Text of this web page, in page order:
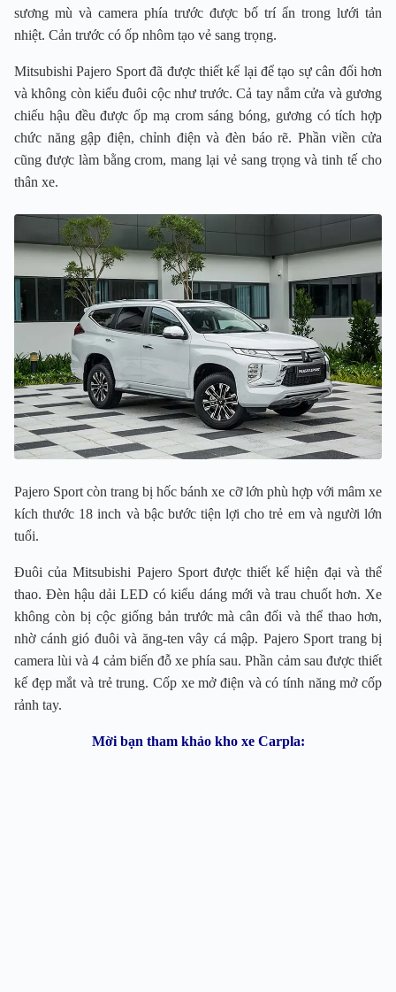
sương mù và camera phía trước được bố trí ẩn trong lưới tản
nhiệt. Cản trước có ốp nhôm tạo vẻ sang trọng.
Mitsubishi Pajero Sport đã được thiết kế lại để tạo sự cân đối hơn
và không còn kiểu đuôi cộc như trước. Cả tay nắm cửa và gương
chiếu hậu đều được ốp mạ crom sáng bóng, gương có tích hợp
chức năng gập điện, chỉnh điện và đèn báo rẽ. Phần viền cửa
cũng được làm bằng crom, mang lại vẻ sang trọng và tinh tế cho
thân xe.
Pajero Sport còn trang bị hốc bánh xe cỡ lớn phù hợp với mâm xe
kích thước 18 inch và bậc bước tiện lợi cho trẻ em và người lớn
tuổi.
Đuôi của Mitsubishi Pajero Sport được thiết kế hiện đại và thể
thao. Đèn hậu dải LED có kiểu dáng mới và trau chuốt hơn. Xe
không còn bị cộc giống bản trước mà cân đối và thể thao hơn,
nhờ cánh gió đuôi và ăng-ten vây cá mập. Pajero Sport trang bị
camera lùi và 4 cảm biến đỗ xe phía sau. Phần cảm sau được thiết
kế đẹp mắt và trẻ trung. Cốp xe mở điện và có tính năng mở cốp
rảnh tay.
Mời bạn tham khảo kho xe Carpla: